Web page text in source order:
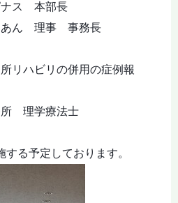
ス 本部長
理事 事務長
リハビリの併用の症例報
理学療法士
する予定しております。